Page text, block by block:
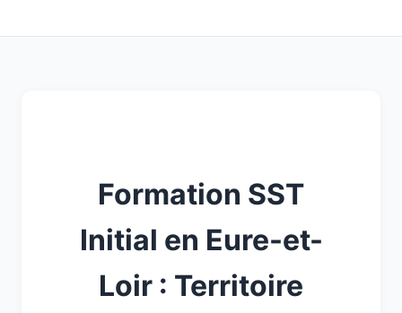
Formation SST
Initial en Eure-et-
Loir : Territoire